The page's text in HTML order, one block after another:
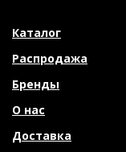
Каталог
Распродажа
Бренды
О нас
Доставка